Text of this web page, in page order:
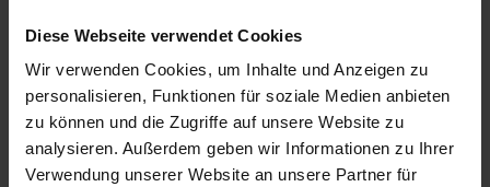
Diese Webseite verwendet Cookies
Wir verwenden Cookies, um Inhalte und Anzeigen zu
personalisieren, Funktionen für soziale Medien anbieten
zu können und die Zugriffe auf unsere Website zu
analysieren. Außerdem geben wir Informationen zu Ihrer
Verwendung unserer Website an unsere Partner für
LISTE DRUCKEN